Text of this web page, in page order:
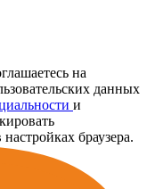
на
данных
и
браузера.